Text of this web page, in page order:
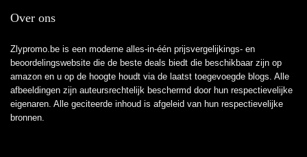
Over ons
Zlypromo.be is een moderne alles-in-één prijsvergelijkings- en
beoordelingswebsite die de beste deals biedt die beschikbaar zijn op
amazon en u op de hoogte houdt via de laatst toegevoegde blogs. Alle
afbeeldingen zijn auteursrechtelijk beschermd door hun respectievelijke
eigenaren. Alle geciteerde inhoud is afgeleid van hun respectievelijke
bronnen.